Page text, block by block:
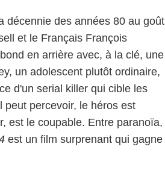
décennie des années 80 au goût
et le Français François
en arrière avec, à la clé, une
un adolescent plutôt ordinaire,
d'un serial killer qui cible les
peut percevoir, le héros est
est le coupable. Entre paranoïa,
est un film surprenant qui gagne